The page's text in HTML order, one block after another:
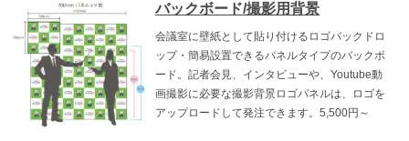
バックボード/撮影用背景
会議室に壁紙として貼り付けるロゴバックドロ
ップ・簡易設置できるパネルタイプのバックボ
ード。記者会見、インタビューや、Youtube動
画撮影に必要な撮影背景ロゴパネルは、ロゴを
アップロードして発注できます。5,500円～